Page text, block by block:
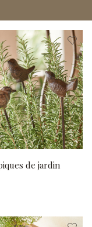
de jardin